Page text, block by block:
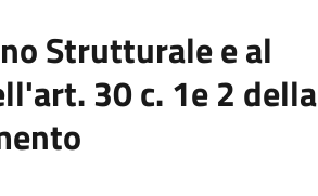
Strutturale e al
30 c. 1e 2 della